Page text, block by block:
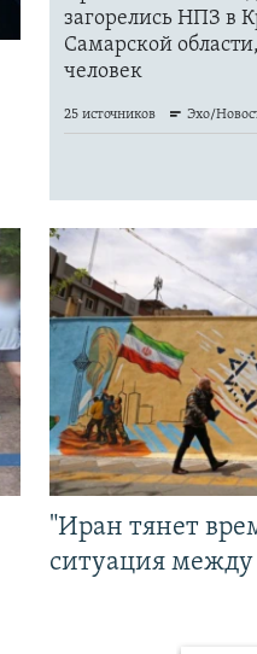
"Иран тянет
ситуация